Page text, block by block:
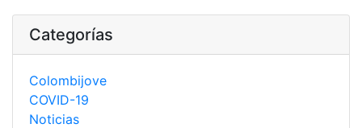
Categorías
Colombijove
COVID-19
Noticias